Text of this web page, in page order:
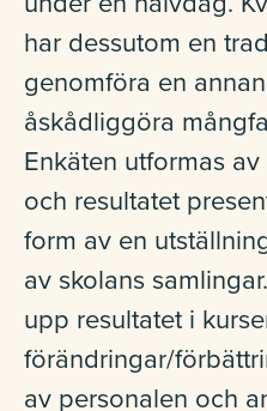
har dessutom en
genomföra en
åskådliggöra
Enkäten utformas
och resultatet
form av en
av skolans
upp resultatet i
förändringar/
av personalen och